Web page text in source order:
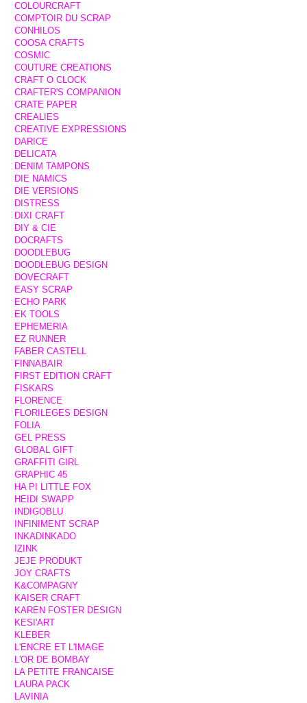
COLOURCRAFT
COMPTOIR DU SCRAP
CONHILOS
COOSA CRAFTS
COSMIC
COUTURE CREATIONS
CRAFT O CLOCK
CRAFTER'S COMPANION
CRATE PAPER
CREALIES
CREATIVE EXPRESSIONS
DARICE
DELICATA
DENIM TAMPONS
DIE NAMICS
DIE VERSIONS
DISTRESS
DIXI CRAFT
DIY & CIE
DOCRAFTS
DOODLEBUG
DOODLEBUG DESIGN
DOVECRAFT
EASY SCRAP
ECHO PARK
EK TOOLS
EPHEMERIA
EZ RUNNER
FABER CASTELL
FINNABAIR
FIRST EDITION CRAFT
FISKARS
FLORENCE
FLORILEGES DESIGN
FOLIA
GEL PRESS
GLOBAL GIFT
GRAFFITI GIRL
GRAPHIC 45
HA PI LITTLE FOX
HEIDI SWAPP
INDIGOBLU
INFINIMENT SCRAP
INKADINKADO
IZINK
JEJE PRODUKT
JOY CRAFTS
K&COMPAGNY
KAISER CRAFT
KAREN FOSTER DESIGN
KESI'ART
KLEBER
L'ENCRE ET L'IMAGE
L'OR DE BOMBAY
LA PETITE FRANCAISE
LAURA PACK
LAVINIA